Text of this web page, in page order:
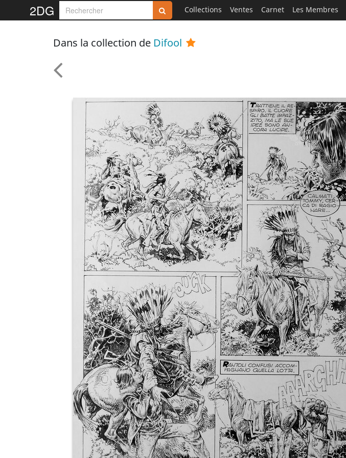
2DG Collections Ventes Carnet Les Membres
Dans la collection de Difool